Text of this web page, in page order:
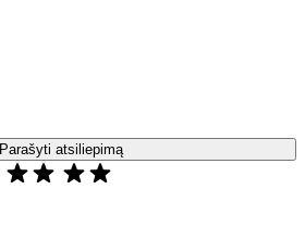
Parašyti atsiliepimą